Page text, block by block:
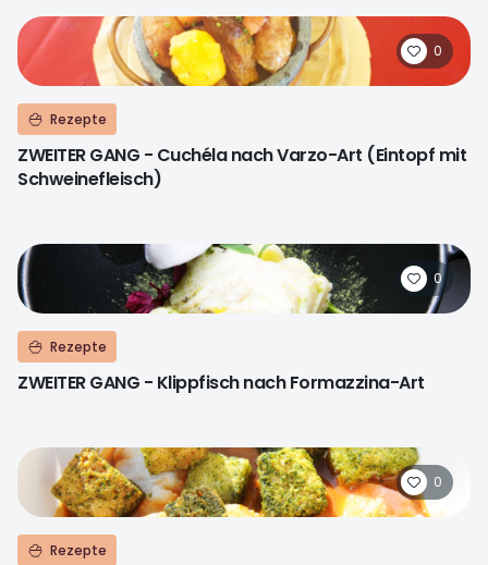
0
Rezepte
ZWEITER GANG - Cuchéla nach Varzo-Art (Eintopf mit
Schweinefleisch)
0
Rezepte
ZWEITER GANG - Klippfisch nach Formazzina-Art
0
Rezepte